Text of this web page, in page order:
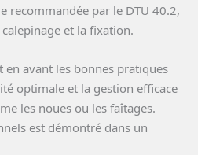
recommandée par le DTU 40.2,
et la fixation.
en avant les bonnes pratiques
optimale et la gestion efficace
les noues ou les faîtages.
est démontré dans un